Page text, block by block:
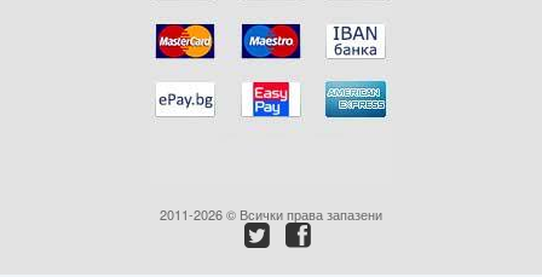
2011-2026 © Всички права запазени